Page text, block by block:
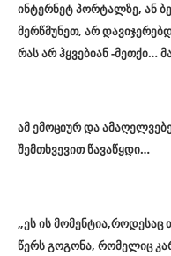
ინტერნეტ პორტალზე, ან
მერწმუნეთ, არ
რას არ ჰყვებიან -მეთქი…
ამ ემოციურ და
შემთხვევით წავაწყდი…
„ეს ის მომენტია,როდესაც
წერს გოგონა, რომელიც